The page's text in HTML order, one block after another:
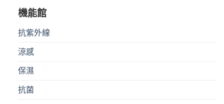
機能館
抗紫外線
涼感
保濕
抗菌